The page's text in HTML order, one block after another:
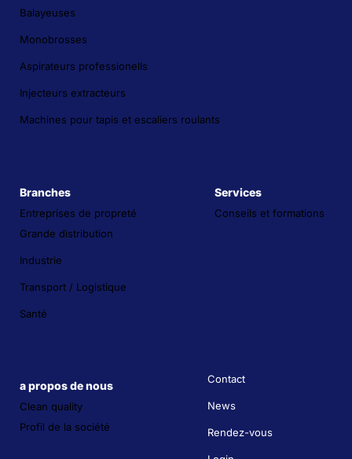
Balayeuses
Monobrosses
Aspirateurs professionells
Injecteurs extracteurs
Machines pour tapis et escaliers roulants
Branches
Entreprises de propreté
Grande distribution
Industrie
Transport / Logistique
Santé
Services
Conseils et formations
a propos de nous
Clean quality
Profil de la société
Contact
News
Rendez-vous